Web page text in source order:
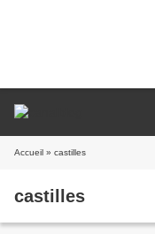
Accueil » castilles
castilles